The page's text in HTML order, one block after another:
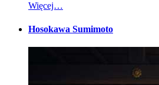
Więcej…
Hosokawa Sumimoto